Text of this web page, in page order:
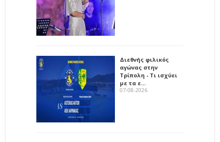
Διεθνής φιλικός
αγώνας στην
Τρίπολη - Τι ισχύει
με τα ε…
07-08-2026